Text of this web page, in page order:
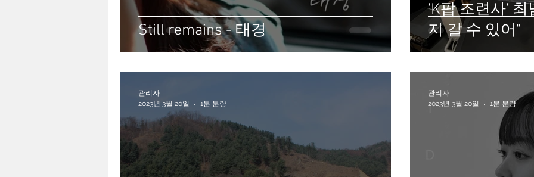
Still remains - 태경
'K팝 조련사' 최
지 갈 수 있어"
관리자
2023년 3월 20일
1분 분량
관리자
2023년 3월 20일
1분 분량